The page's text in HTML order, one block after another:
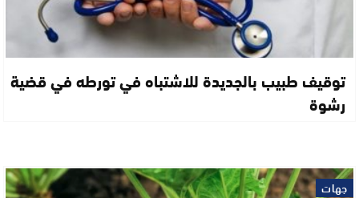
توقيف طبيب بالجديدة للاشتباه في تورطه في قضية
رشوة
جهات